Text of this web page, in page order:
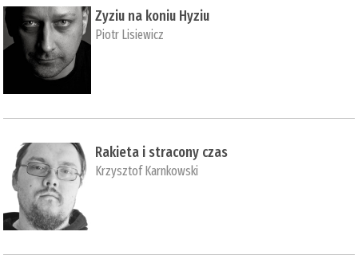
Zyziu na koniu Hyziu
Piotr Lisiewicz
Rakieta i stracony czas
Krzysztof Karnkowski